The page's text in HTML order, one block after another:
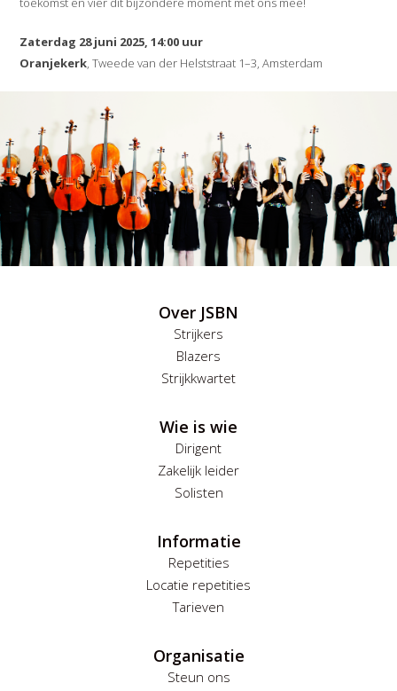
Zaterdag 28 juni 2025, 14:00 uur
Oranjekerk, Tweede van der Helststraat 1–3, Amsterdam
Over JSBN
Strijkers
Blazers
Strijkkwartet
Wie is wie
Dirigent
Zakelijk leider
Solisten
Informatie
Repetities
Locatie repetities
Tarieven
Organisatie
Steun ons